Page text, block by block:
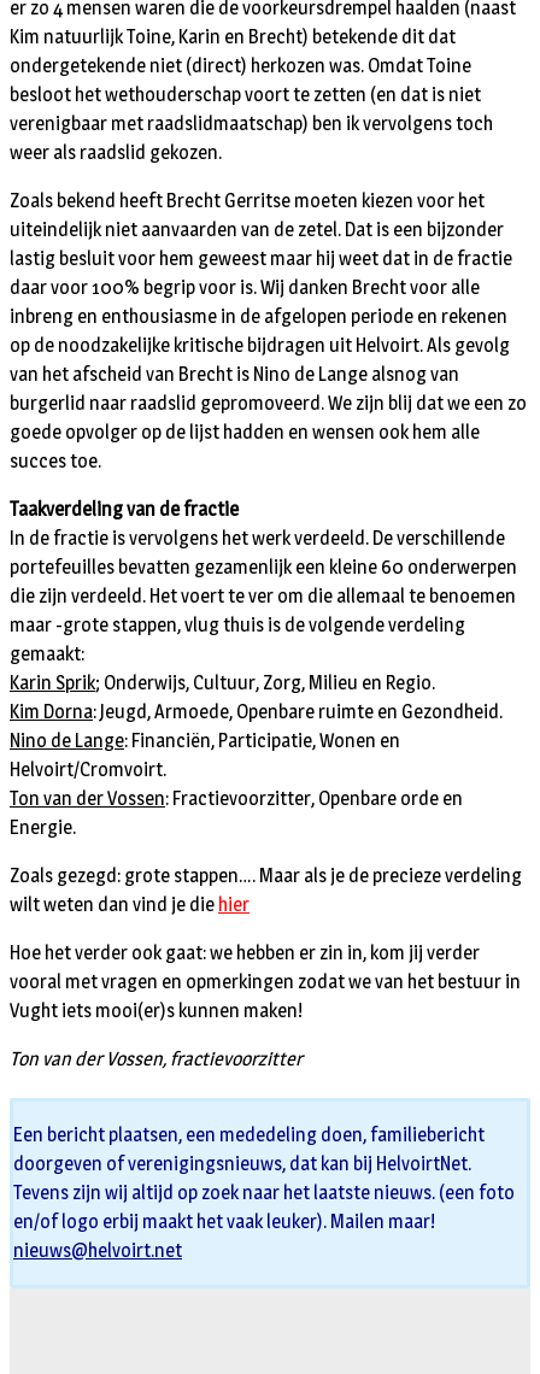
er zo 4 mensen waren die de voorkeursdrempel haalden (naast
Kim natuurlijk Toine, Karin en Brecht) betekende dit dat
ondergetekende niet (direct) herkozen was. Omdat Toine
besloot het wethouderschap voort te zetten (en dat is niet
verenigbaar met raadslidmaatschap) ben ik vervolgens toch
weer als raadslid gekozen.
Zoals bekend heeft Brecht Gerritse moeten kiezen voor het
uiteindelijk niet aanvaarden van de zetel. Dat is een bijzonder
lastig besluit voor hem geweest maar hij weet dat in de fractie
daar voor 100% begrip voor is. Wij danken Brecht voor alle
inbreng en enthousiasme in de afgelopen periode en rekenen
op de noodzakelijke kritische bijdragen uit Helvoirt. Als gevolg
van het afscheid van Brecht is Nino de Lange alsnog van
burgerlid naar raadslid gepromoveerd. We zijn blij dat we een zo
goede opvolger op de lijst hadden en wensen ook hem alle
succes toe.
Taakverdeling van de fractie
In de fractie is vervolgens het werk verdeeld. De verschillende
portefeuilles bevatten gezamenlijk een kleine 60 onderwerpen
die zijn verdeeld. Het voert te ver om die allemaal te benoemen
maar -grote stappen, vlug thuis is de volgende verdeling
gemaakt:
Karin Sprik; Onderwijs, Cultuur, Zorg, Milieu en Regio.
Kim Dorna: Jeugd, Armoede, Openbare ruimte en Gezondheid.
Nino de Lange: Financiën, Participatie, Wonen en
Helvoirt/Cromvoirt.
Ton van der Vossen: Fractievoorzitter, Openbare orde en
Energie.
Zoals gezegd: grote stappen…. Maar als je de precieze verdeling
wilt weten dan vind je die hier
Hoe het verder ook gaat: we hebben er zin in, kom jij verder
vooral met vragen en opmerkingen zodat we van het bestuur in
Vught iets mooi(er)s kunnen maken!
Ton van der Vossen, fractievoorzitter
Een bericht plaatsen, een mededeling doen, familiebericht
doorgeven of verenigingsnieuws, dat kan bij HelvoirtNet.
Tevens zijn wij altijd op zoek naar het laatste nieuws. (een foto
en/of logo erbij maakt het vaak leuker). Mailen maar!
nieuws@helvoirt.net